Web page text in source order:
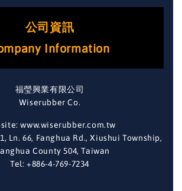
公司資訊
Information
福瑩興業有限公司
Wiserubber Co.
www.wiserubber.com.tw
Ln. 66, Fanghua Rd., Xiushui Township,
County 504, Taiwan
Tel: +886-4-769-7234